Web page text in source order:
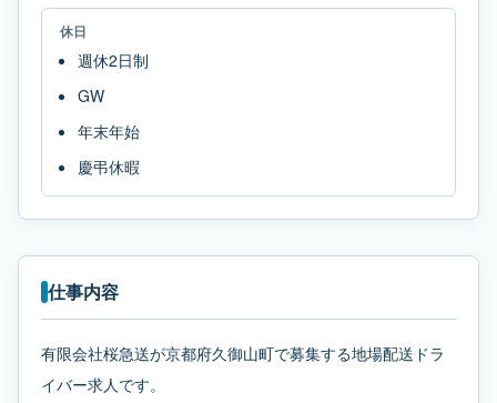
休日
週休2日制
GW
年末年始
慶弔休暇
仕事内容
有限会社桜急送が京都府久御山町で募集する地場配送ドラ
イバー求人です。